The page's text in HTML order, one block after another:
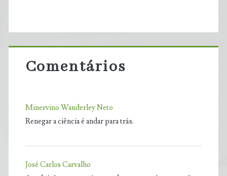
Comentários
Minervino Wanderley Neto
Renegar a ciência é andar para trás.
José Carlos Carvalho